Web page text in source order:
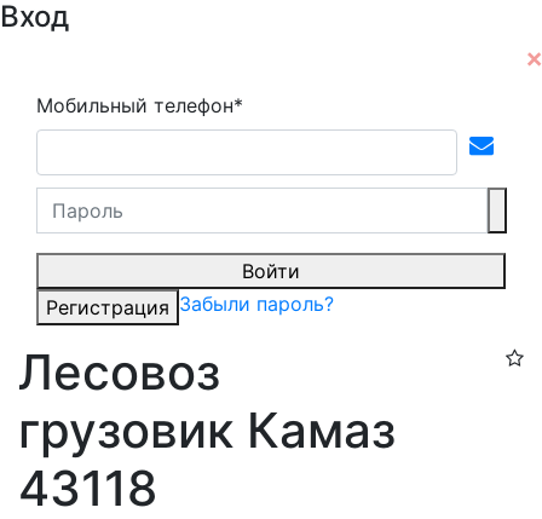
Вход
Мобильный телефон*
Войти
Регистрация Забыли пароль?
Лесовоз
грузовик Камаз
43118